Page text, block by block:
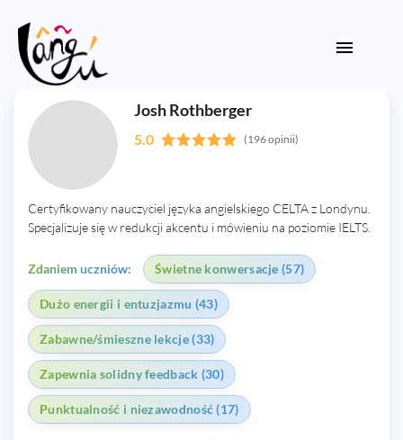
Josh Rothberger
5.0 (196 opinii)
Certyfikowany nauczyciel języka angielskiego CELTA z Londynu.
Specjalizuje się w redukcji akcentu i mówieniu na poziomie IELTS.
Zdaniem uczniów: Świetne konwersacje (57)
Dużo energii i entuzjazmu (43)
Zabawne/śmieszne lekcje (33)
Zapewnia solidny feedback (30)
Punktualność i niezawodność (17)